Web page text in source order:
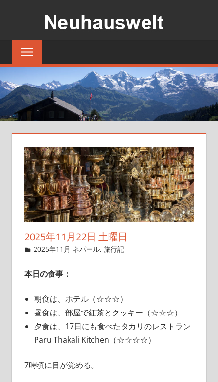
ツ
へ
ス
キ
ッ
ス
小
な
2025年11月22日 土曜日
2025年11月9日
管理者
2025年11月 ネパール,旅行記
本日の食事：
朝食は、ホテル（☆☆☆）
昼食は、部屋で紅茶とクッキー（☆☆☆）
夕食は、17日にも食べたタカリのレストラン
Paru Thakali Kitchen（☆☆☆☆）
7時頃に目が覚める。